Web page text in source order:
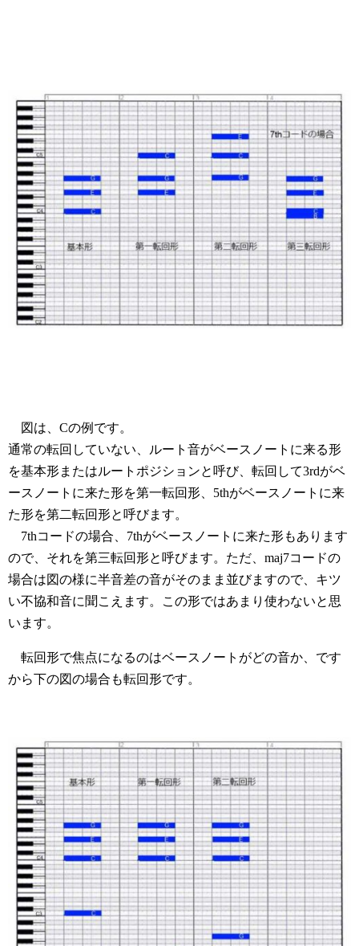
図は、Cの例です。
通常の転回していない、ルート音がベースノートに来る形
を基本形またはルートポジションと呼び、転回して3rdがベ
ースノートに来た形を第一転回形、5thがベースノートに来
た形を第二転回形と呼びます。
7thコードの場合、7thがベースノートに来た形もあります
ので、それを第三転回形と呼びます。ただ、maj7コードの
場合は図の様に半音差の音がそのまま並びますので、キツ
い不協和音に聞こえます。この形ではあまり使わないと思
います。
転回形で焦点になるのはベースノートがどの音か、です
から下の図の場合も転回形です。